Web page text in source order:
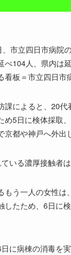
市立四日市病院
べ104人、県内は
板＝市立四日市
によると、20代
め5日に検体採取
都や神戸へ外出
いる濃厚接触者
う一人の女性は
したため、6日に
に病棟の消毒を